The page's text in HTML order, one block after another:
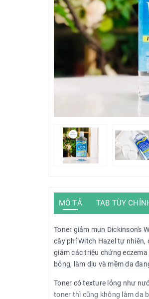
MÔ TẢ TAB TÙY
Toner giảm mụn Dickinson's
cây phỉ Witch Hazel tự
giảm các triệu chứng
bỏng, làm dịu và mềm da
Toner có texture lỏng như
toner thì cũng không làm da